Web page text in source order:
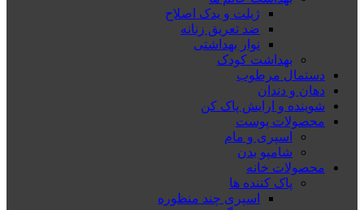
ژیلت و یدک اصلاح
ضد تعریق زنانه
نوار بهداشتی
بهداشت کودک
دستمال مرطوب
دهان و دندان
شوینده و ارایش پاک کن
محصولات پوست
اسپری و مام
شامپو بدن
محصولات خانه
پاک کننده ها
اسپری چند منظوره